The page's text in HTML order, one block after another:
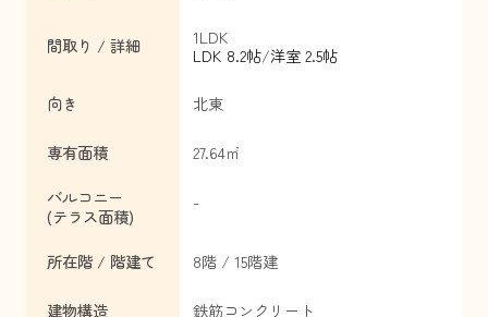
間取り / 詳細
1LDK
LDK 8.2帖/洋室 2.5帖
向き 北東
専有面積
27.64㎡
バルコニー
(テラス面積)
-
所在階 / 階建て 8階 / 15階建
建物構造 鉄筋コンクリート